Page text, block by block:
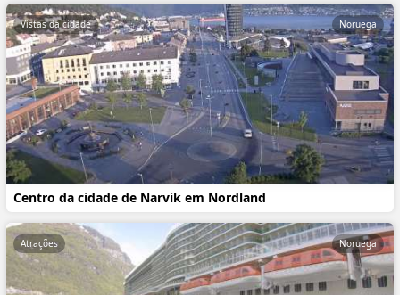
Centro da cidade de Narvik em Nordland
Vistas da cidade Noruega
Atrações Noruega